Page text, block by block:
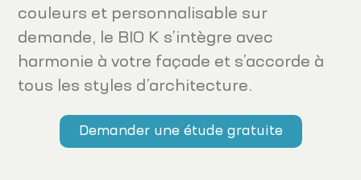
couleurs et personnalisable sur
demande, le BIO K s’intègre avec
harmonie à votre façade et s’accorde à
tous les styles d’architecture.
Demander une étude gratuite